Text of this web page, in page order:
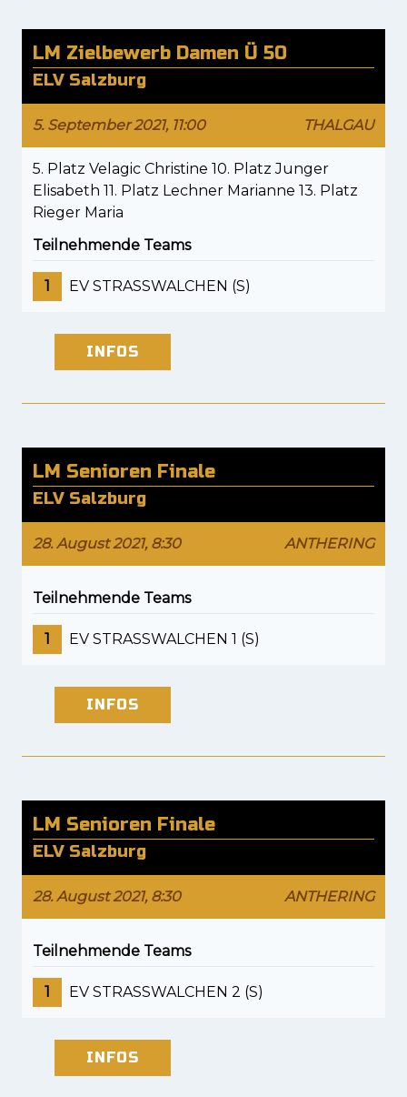
LM Zielbewerb Damen Ü 50
ELV Salzburg
5. September 2021, 11:00 THALGAU
5. Platz Velagic Christine 10. Platz Junger
Elisabeth 11. Platz Lechner Marianne 13. Platz
Rieger Maria
Teilnehmende Teams
1 EV STRASSWALCHEN (S)
INFOS
LM Senioren Finale
ELV Salzburg
28. August 2021, 8:30 ANTHERING
Teilnehmende Teams
1 EV STRASSWALCHEN 1 (S)
INFOS
LM Senioren Finale
ELV Salzburg
28. August 2021, 8:30 ANTHERING
Teilnehmende Teams
1 EV STRASSWALCHEN 2 (S)
INFOS